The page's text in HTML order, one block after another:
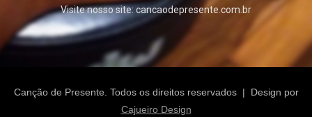
Visite nosso site: cancaodepresente.com.br
Canção de Presente. Todos os direitos reservados | Design por
Cajueiro Design